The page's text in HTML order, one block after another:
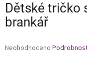
Dětské tričko
brankář
Průměrné
Neohodnoceno